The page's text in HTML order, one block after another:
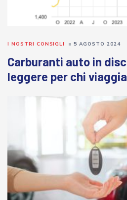
Carburanti auto in
leggere per chi viaggia
I NOSTRI CONSIGLI 5 AGOSTO 2024